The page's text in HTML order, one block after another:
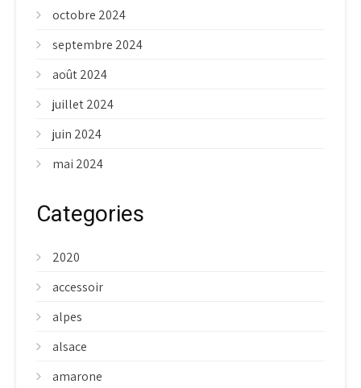
octobre 2024
septembre 2024
août 2024
juillet 2024
juin 2024
mai 2024
Categories
2020
accessoir
alpes
alsace
amarone